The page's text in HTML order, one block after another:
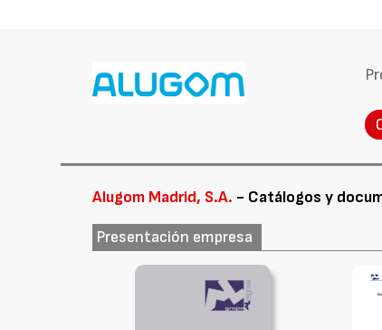
Alugom Madrid, S.A. - Catálogos y
Presentación empresa